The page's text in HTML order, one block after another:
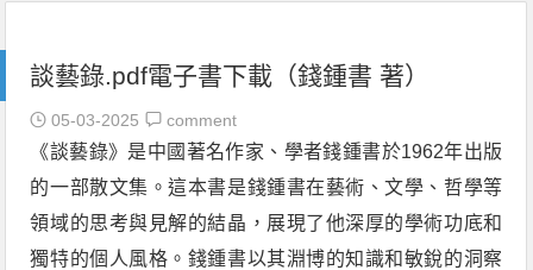
談藝錄.pdf電子書下載（錢鍾書 著）
05-03-2025 comment
《談藝錄》是中國著名作家、學者錢鍾書於1962年出版
的一部散文集。這本書是錢鍾書在藝術、文學、哲學等
領域的思考與見解的結晶，展現了他深厚的學術功底和
獨特的個人風格。錢鍾書以其淵博的知識和敏銳的洞察